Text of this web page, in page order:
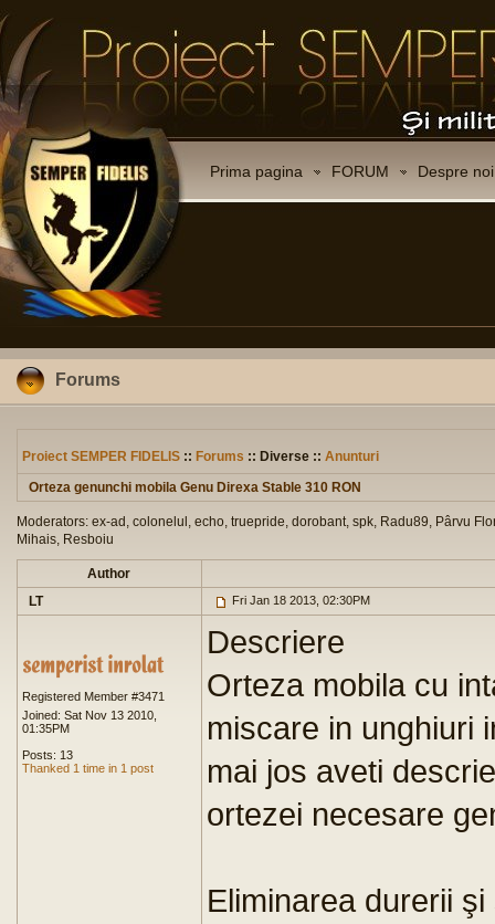
Prima pagina FORUM Despre noi
Forums
Proiect SEMPER FIDELIS :: Forums :: Diverse :: Anunturi
Orteza genunchi mobila Genu Direxa Stable 310 RON
Moderators: ex-ad, colonelul, echo, truepride, dorobant, spk, Radu89, Pârvu
Mihais, Resboiu
Author
LT
Fri Jan 18 2013, 02:30PM
Registered Member #3471
Joined: Sat Nov 13 2010,
01:35PM
Posts: 13
Thanked 1 time in 1 post
Descriere
Orteza mobila cu
miscare in unghiuri
mai jos aveti
ortezei necesare
Eliminarea durerii